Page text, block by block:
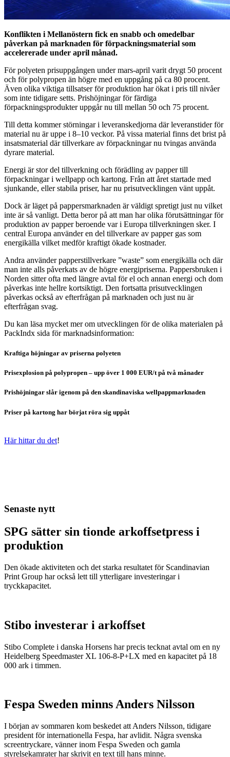
Konflikten i Mellanöstern fick en snabb och omedelbar
påverkan på marknaden för förpackningsmaterial som
accelererade under april månad.
För polyeten prisuppgången under mars-april varit drygt 50 procent
och för polypropen än högre med en uppgång på ca 80 procent.
Även olika viktiga tillsatser för produktion har ökat i pris till nivåer
som inte tidigare setts. Prishöjningar för färdiga
förpackningsprodukter uppgår nu till mellan 50 och 75 procent.
Till detta kommer störningar i leveranskedjorna där leveranstider för
material nu är uppe i 8–10 veckor. På vissa material finns det brist på
insatsmaterial där tillverkare av förpackningar nu tvingas använda
dyrare material.
Energi är stor del tillverkning och förädling av papper till
förpackningar i wellpapp och kartong. Från att året startade med
sjunkande, eller stabila priser, har nu prisutvecklingen vänt uppåt.
Dock är läget på pappersmarknaden är väldigt spretigt just nu vilket
inte är så vanligt. Detta beror på att man har olika förutsättningar för
produktion av papper beroende var i Europa tillverkningen sker. I
central Europa använder en del tillverkare av papper gas som
energikälla vilket medför kraftigt ökade kostnader.
Andra använder papperstillverkare ”waste” som energikälla och där
man inte alls påverkats av de högre energipriserna. Pappersbruken i
Norden sitter ofta med längre avtal för el och annan energi och dom
påverkas inte hellre kortsiktigt. Den fortsatta prisutvecklingen
påverkas också av efterfrågan på marknaden och just nu är
efterfrågan svag.
Du kan läsa mycket mer om utvecklingen för de olika materialen på
PackIndx sida för marknadsinformation:
Kraftiga höjningar av priserna polyeten
Prisexplosion på polypropen – upp över 1 000 EUR/t på två månader
Prishöjningar slår igenom på den skandinaviska wellpappmarknaden
Priser på kartong har börjat röra sig uppåt
Här hittar du det!
Senaste nytt
SPG sätter sin tionde arkoffsetpress i
produktion
Den ökade aktiviteten och det starka resultatet för Scandinavian
Print Group har också lett till ytterligare investeringar i
tryckkapacitet.
Stibo investerar i arkoffset
Stibo Complete i danska Horsens har precis tecknat avtal om en ny
Heidelberg Speedmaster XL 106-8-P+LX med en kapacitet på 18
000 ark i timmen.
Fespa Sweden minns Anders Nilsson
I början av sommaren kom beskedet att Anders Nilsson, tidigare
president för internationella Fespa, har avlidit. Några svenska
screentryckare, vänner inom Fespa Sweden och gamla
styrelsekamrater har skrivit en text till hans minne.